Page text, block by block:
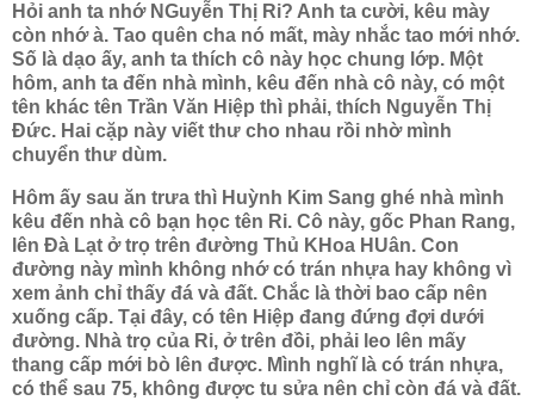
Hỏi anh ta nhớ NGuyễn Thị Ri? Anh ta cười, kêu mày
còn nhớ à. Tao quên cha nó mất, mày nhắc tao mới nhớ.
Số là dạo ấy, anh ta thích cô này học chung lớp. Một
hôm, anh ta đến nhà mình, kêu đến nhà cô này, có một
tên khác tên Trần Văn Hiệp thì phải, thích Nguyễn Thị
Đức. Hai cặp này viết thư cho nhau rồi nhờ mình
chuyển thư dùm.
Hôm ấy sau ăn trưa thì Huỳnh Kim Sang ghé nhà mình
kêu đến nhà cô bạn học tên Ri. Cô này, gốc Phan Rang,
lên Đà Lạt ở trọ trên đường Thủ KHoa HUân. Con
đường này mình không nhớ có trán nhựa hay không vì
xem ảnh chỉ thấy đá và đất. Chắc là thời bao cấp nên
xuống cấp. Tại đây, có tên Hiệp đang đứng đợi dưới
đường. Nhà trọ của Ri, ở trên đồi, phải leo lên mấy
thang cấp mới bò lên được. Mình nghĩ là có trán nhựa,
có thể sau 75, không được tu sửa nên chỉ còn đá và đất.